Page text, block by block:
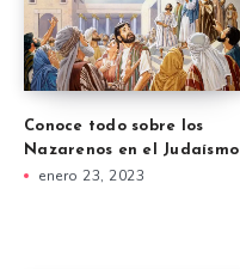
Conoce todo sobre los
Nazarenos en el Judaísmo
enero 23, 2023